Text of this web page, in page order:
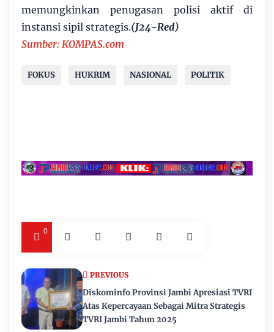
memungkinkan penugasan polisi aktif di
instansi sipil strategis.(J24-Red)
Sumber: KOMPAS.com
FOKUS HUKRIM NASIONAL POLITIK
0
PREVIOUS
Diskominfo Provinsi Jambi Apresiasi TVRI
Atas Kepercayaan Sebagai Mitra Strategis
TVRI Jambi Tahun 2025